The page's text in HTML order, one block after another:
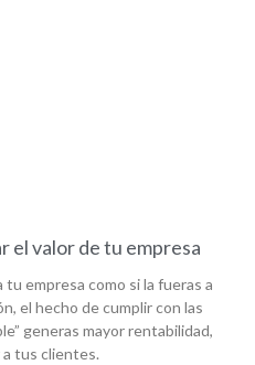
el valor de tu empresa
empresa como si la fueras a
el hecho de cumplir con las
generas mayor rentabilidad,
tus clientes.